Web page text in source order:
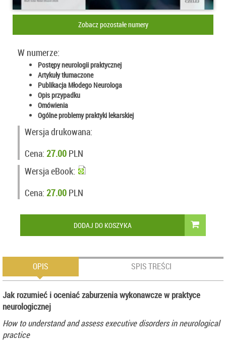
Zobacz pozostałe numery
W numerze:
Postępy neurologii praktycznej
Artykuły tłumaczone
Publikacja Młodego Neurologa
Opis przypadku
Omówienia
Ogólne problemy praktyki lekarskiej
Wersja drukowana:
Cena: 27.00 PLN
Wersja eBook:
Cena: 27.00 PLN
DODAJ DO KOSZYKA
OPIS SPIS TREŚCI
Jak rozumieć i oceniać zaburzenia wykonawcze w praktyce
neurologicznej
How to understand and assess executive disorders in neurological
practice